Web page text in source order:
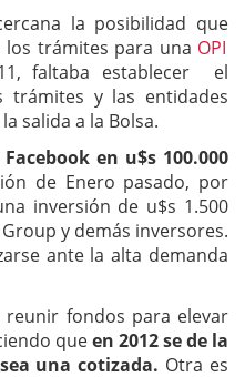
la posibilidad que
los trámites para una OPI
faltaba establecer el
trámites y las entidades
salida a la Bolsa.
en u$s 100.000
de Enero pasado, por
inversión de u$s 1.500
y demás inversores.
ante la alta demanda
fondos para elevar
queen 2012 se de la
una cotizada. Otra es